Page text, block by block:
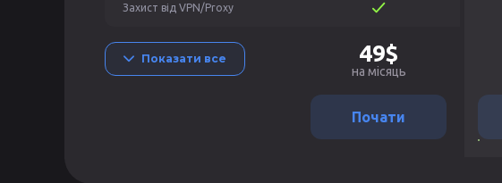
Захист від VPN/Proxy
Показати все 49$
на місяць
Почати